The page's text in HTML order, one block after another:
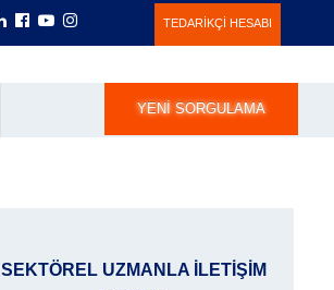
TEDARIKÇI HESABI
YENI SORGULAMA
SEKTÖREL UZMANLA ILETIŞIM